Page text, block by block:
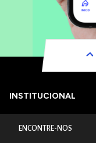
INSTITUCIONAL
ENCONTRE-NOS